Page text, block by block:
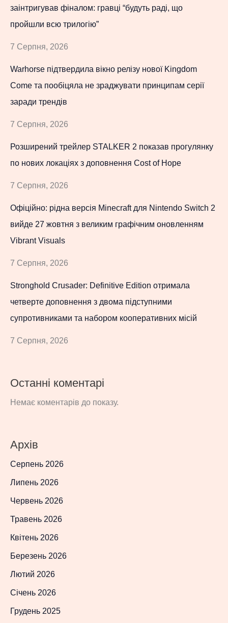
заінтригував фіналом: гравці “будуть раді, що
пройшли всю трилогію”
7 Серпня, 2026
Warhorse підтвердила вікно релізу нової Kingdom
Come та пообіцяла не зраджувати принципам серії
заради трендів
7 Серпня, 2026
Розширений трейлер STALKER 2 показав прогулянку
по нових локаціях з доповнення Cost of Hope
7 Серпня, 2026
Офіційно: рідна версія Minecraft для Nintendo Switch 2
вийде 27 жовтня з великим графічним оновленням
Vibrant Visuals
7 Серпня, 2026
Stronghold Crusader: Definitive Edition отримала
четверте доповнення з двома підступними
супротивниками та набором кооперативних місій
7 Серпня, 2026
Останні коментарі
Немає коментарів до показу.
Архів
Серпень 2026
Липень 2026
Червень 2026
Травень 2026
Квітень 2026
Березень 2026
Лютий 2026
Січень 2026
Грудень 2025